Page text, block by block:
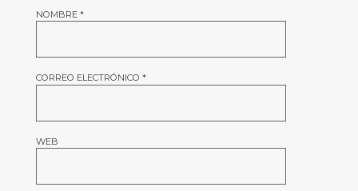
NOMBRE *
CORREO ELECTRÓNICO *
WEB